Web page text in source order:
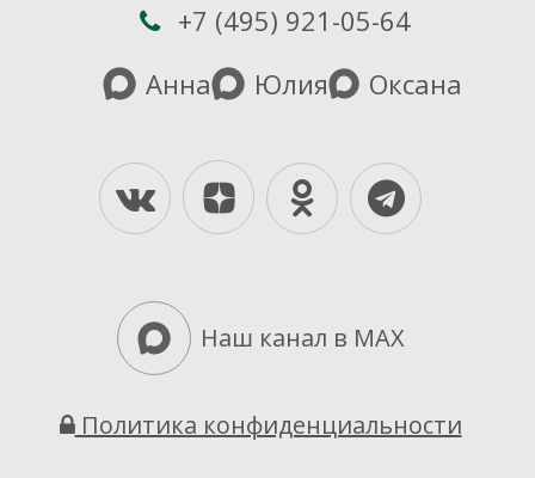
+7 (495) 921-05-64
Анна
Юлия Оксана
VkontakteYandex-DzenOdnoklassniki
Наш канал в MAX
Политика конфиденциальности